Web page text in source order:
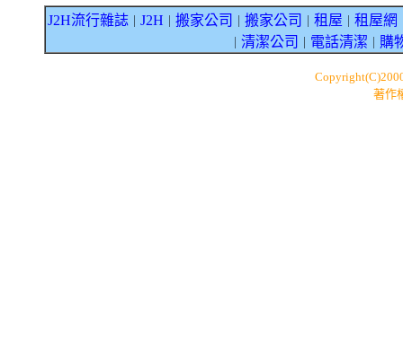
J2H流行雜誌 J2H 搬家公司 搬家公司 租屋 租屋網
清潔公司 電話清潔 購
著作